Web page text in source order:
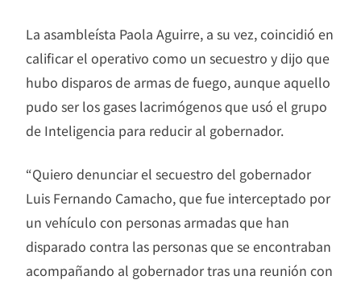
La asambleísta Paola Aguirre, a su vez, coincidió en
calificar el operativo como un secuestro y dijo que
hubo disparos de armas de fuego, aunque aquello
pudo ser los gases lacrimógenos que usó el grupo
de Inteligencia para reducir al gobernador.
“Quiero denunciar el secuestro del gobernador
Luis Fernando Camacho, que fue interceptado por
un vehículo con personas armadas que han
disparado contra las personas que se encontraban
acompañando al gobernador tras una reunión con